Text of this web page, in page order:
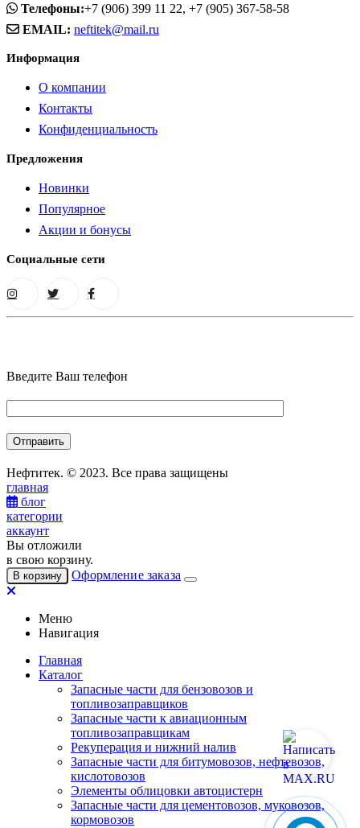
Телефоны:+7 (906) 399 11 22, +7 (905) 367-58-58
EMAIL: neftitek@mail.ru
Информация
О компании
Контакты
Конфиденциальность
Предложения
Новинки
Популярное
Акции и бонусы
Социальные сети
Введите Ваш телефон
Нефтитек. © 2023. Все права защищены
главная
блог
категории
аккаунт
Вы отложили
в свою корзину.
В корзину Оформление заказа
Меню
Навигация
Главная
Каталог
Запасные части для бензовозов и
топливозаправщиков
Запасные части к авиационным
топливозаправщикам
Рекуперация и нижний налив
Запасные части для битумовозов, нефтевозов,
кислотовозов
Элементы облицовки автоцистерн
Запасные части для цементовозов, муковозов,
кормовозов